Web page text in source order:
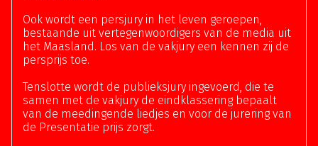
Ook wordt een persjury in het leven geroepen,
bestaande uit vertegenwoordigers van de media uit
het Maasland. Los van de vakjury een kennen zij de
persprijs toe.
Tenslotte wordt de publieksjury ingevoerd, die te
samen met de vakjury de eindklassering bepaalt
van de meedingende liedjes en voor de jurering van
de Presentatie prijs zorgt.